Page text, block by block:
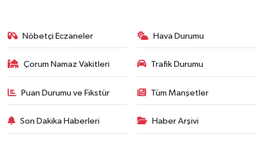
Nöbetçi Eczaneler Hava Durumu
Çorum Namaz Vakitleri Trafik Durumu
Puan Durumu ve Fikstür Tüm Manşetler
Son Dakika Haberleri Haber Arşivi